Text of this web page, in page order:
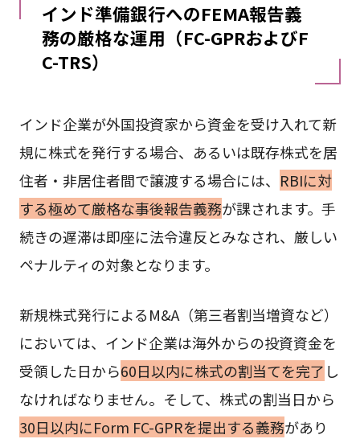
インド準備銀行へのFEMA報告義
務の厳格な運用（FC-GPRおよびF
C-TRS）
インド企業が外国投資家から資金を受け入れて新
規に株式を発行する場合、あるいは既存株式を居
住者・非居住者間で譲渡する場合には、 RBIに対
する極めて厳格な事後報告義務が課されます。手
続きの遅滞は即座に法令違反とみなされ、厳しい
ペナルティの対象となります。
新規株式発行によるM&A（第三者割当増資など）
においては、インド企業は海外からの投資資金を
受領した日から60日以内に株式の割当てを完了 し
なければなりません。そして、株式の割当日から
30日以内にForm FC-GPRを提出する義務があり